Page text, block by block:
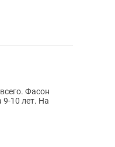
Фасон
9-10 лет. На